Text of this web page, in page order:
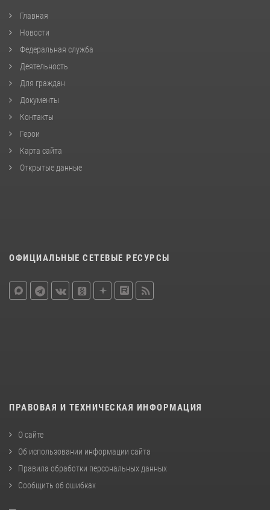
Главная
Новости
Федеральная служба
Деятельность
Для граждан
Документы
Контакты
Герои
Карта сайта
Открытые данные
ОФИЦИАЛЬНЫЕ СЕТЕВЫЕ РЕСУРСЫ
ПРАВОВАЯ И ТЕХНИЧЕСКАЯ ИНФОРМАЦИЯ
О сайте
Об использовании информации сайта
Правила обработки персональных данных
Сообщить об ошибках